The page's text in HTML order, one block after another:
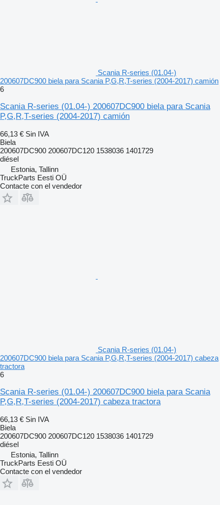
Scania R-series (01.04-)
200607DC900 biela para Scania P,G,R,T-series (2004-2017) camión
6
Scania R-series (01.04-) 200607DC900 biela para Scania
P,G,R,T-series (2004-2017) camión
66,13 € Sin IVA
Biela
200607DC900 200607DC120 1538036 1401729
diésel
Estonia, Tallinn
TruckParts Eesti OÜ
Contacte con el vendedor
Scania R-series (01.04-)
200607DC900 biela para Scania P,G,R,T-series (2004-2017) cabeza
tractora
6
Scania R-series (01.04-) 200607DC900 biela para Scania
P,G,R,T-series (2004-2017) cabeza tractora
66,13 € Sin IVA
Biela
200607DC900 200607DC120 1538036 1401729
diésel
Estonia, Tallinn
TruckParts Eesti OÜ
Contacte con el vendedor